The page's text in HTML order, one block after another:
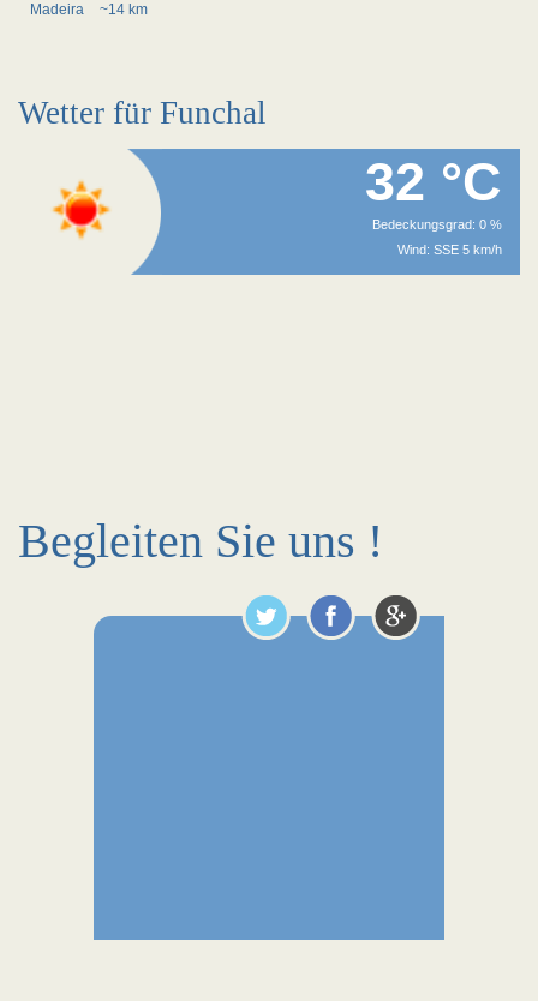
Madeira ~14 km
Wetter für Funchal
32 °C
Bedeckungsgrad: 0 %
Wind: SSE 5 km/h
Begleiten Sie uns !